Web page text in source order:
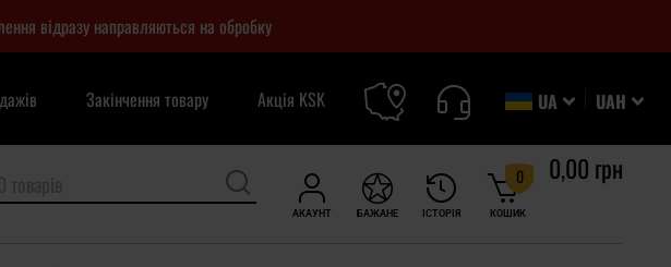
відразу направляються на обробку
UAH
UA
Закінчення товару Акція KSK
АКАУНТ ІСТОРІЯ
БАЖАНЕ КОШИК
0 0,00 грн